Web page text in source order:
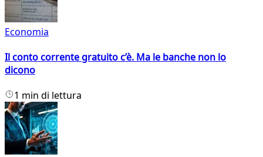
Economia
Il conto corrente gratuito c’è. Ma le banche non lo
dicono
1 min di lettura